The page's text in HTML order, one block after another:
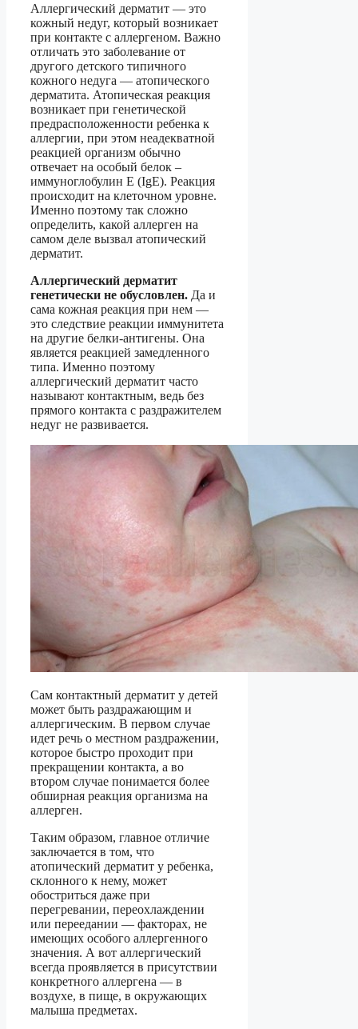
Аллергический дерматит — это
кожный недуг, который возникает
при контакте с аллергеном. Важно
отличать это заболевание от
другого детского типичного
кожного недуга — атопического
дерматита. Атопическая реакция
возникает при генетической
предрасположенности ребенка к
аллергии, при этом неадекватной
реакцией организм обычно
отвечает на особый белок –
иммуноглобулин Е (IgE). Реакция
происходит на клеточном уровне.
Именно поэтому так сложно
определить, какой аллерген на
самом деле вызвал атопический
дерматит.
Аллергический дерматит
генетически не обусловлен. Да и
сама кожная реакция при нем —
это следствие реакции иммунитета
на другие белки-антигены. Она
является реакцией замедленного
типа. Именно поэтому
аллергический дерматит часто
называют контактным, ведь без
прямого контакта с раздражителем
недуг не развивается.
Сам контактный дерматит у детей
может быть раздражающим и
аллергическим. В первом случае
идет речь о местном раздражении,
которое быстро проходит при
прекращении контакта, а во
втором случае понимается более
обширная реакция организма на
аллерген.
Таким образом, главное отличие
заключается в том, что
атопический дерматит у ребенка,
склонного к нему, может
обостриться даже при
перегревании, переохлаждении
или переедании — факторах, не
имеющих особого аллергенного
значения. А вот аллергический
всегда проявляется в присутствии
конкретного аллергена — в
воздухе, в пище, в окружающих
малыша предметах.